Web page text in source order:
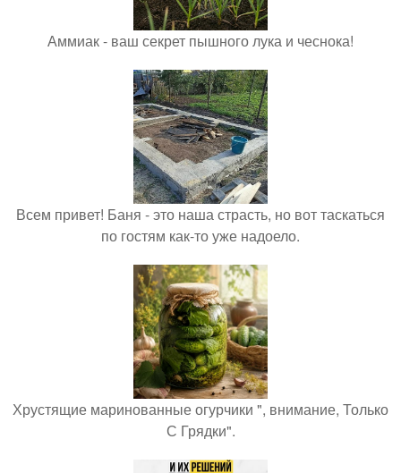
Аммиак - ваш секрет пышного лука и чеснока!
Всем привет! Баня - это наша страсть, но вот таскаться
по гостям как-то уже надоело.
Хрустящие маринованные огурчики ", внимание, Только
С Грядки".